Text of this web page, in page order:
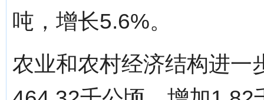
吨，增长5.6%。
农业和农村经济结构进一